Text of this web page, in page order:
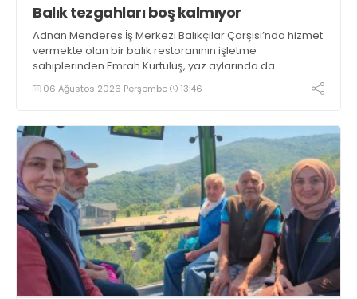
Balık tezgahları boş kalmıyor
Adnan Menderes İş Merkezi Balıkçılar Çarşısı’nda hizmet
vermekte olan bir balık restoranının işletme
sahiplerinden Emrah Kurtuluş, yaz aylarında da
tezgahlarda taze balık bulunduğunu ifade ederek “Yıl
boyunca tezgahlarda taze balık bulmak mümkün
06 Ağustos 2026 Perşembe 13:46